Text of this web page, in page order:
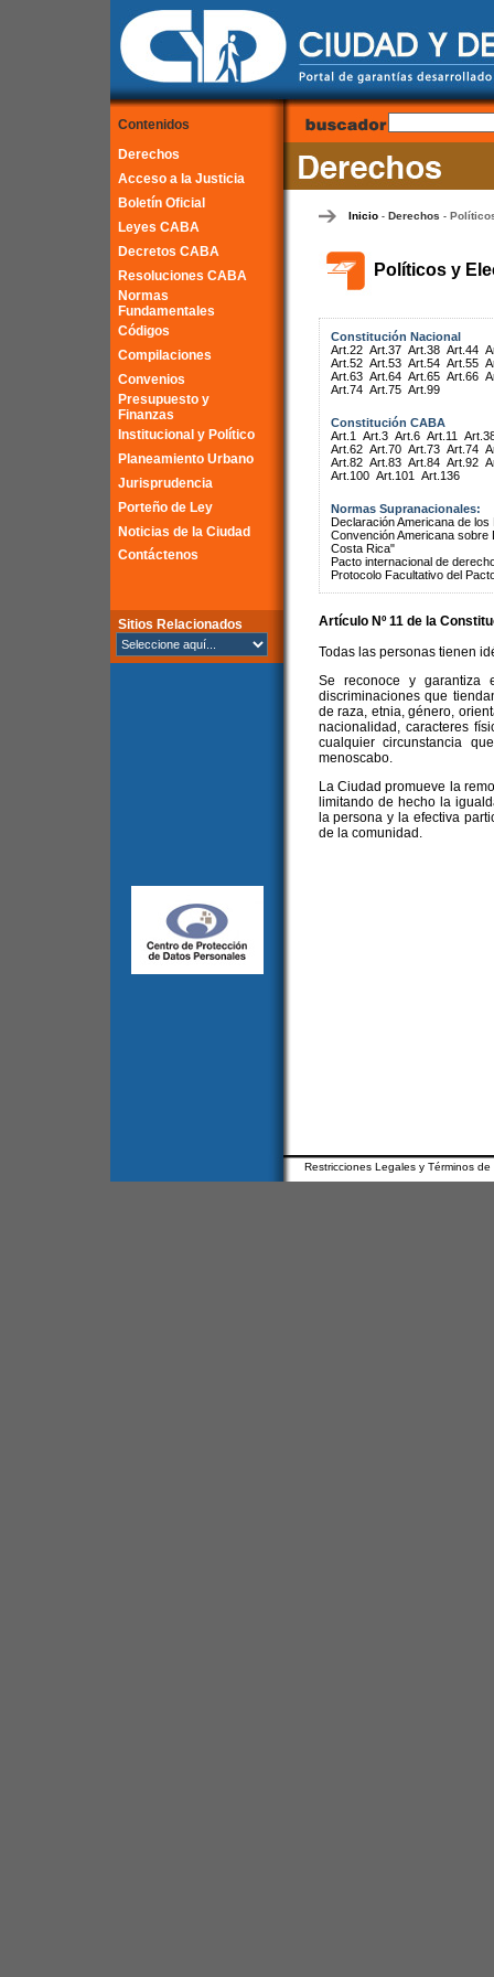
Contenidos
Derechos
Acceso a la Justicia
Boletín Oficial
Leyes CABA
Decretos CABA
Resoluciones CABA
Normas
Fundamentales
Códigos
Compilaciones
Convenios
Presupuesto y
Finanzas
Institucional y Político
Planeamiento Urbano
Jurisprudencia
Porteño de Ley
Noticias de la Ciudad
Contáctenos
Sitios Relacionados
Inicio- Derechos -
Políticos y
Constitución Nacional
Art.22 Art.37 Art.38 Art.44
Art.52 Art.53 Art.54 Art.55
Art.63 Art.64 Art.65 Art.66
Art.74 Art.75 Art.99
Constitución CABA
Art.1
Art.3 Art.6 Art.11
Art.62 Art.70 Art.73 Art.74
Art.82 Art.83 Art.84 Art.92
Art.100 Art.101 Art.136
Normas Supranacionales:
Declaración Americana de
Convención Americana
Costa Rica"
Pacto internacional de
Protocolo Facultativo del
Artículo Nº 11 de la
Todas las personas tienen
Se reconoce y garantiza
discriminaciones que
de raza, etnia, género,
nacionalidad, caracteres
cualquier circunstancia
menoscabo.
La Ciudad promueve la
limitando de hecho la
la persona y la efectiva
de la comunidad.
Restricciones Legales y Términos de